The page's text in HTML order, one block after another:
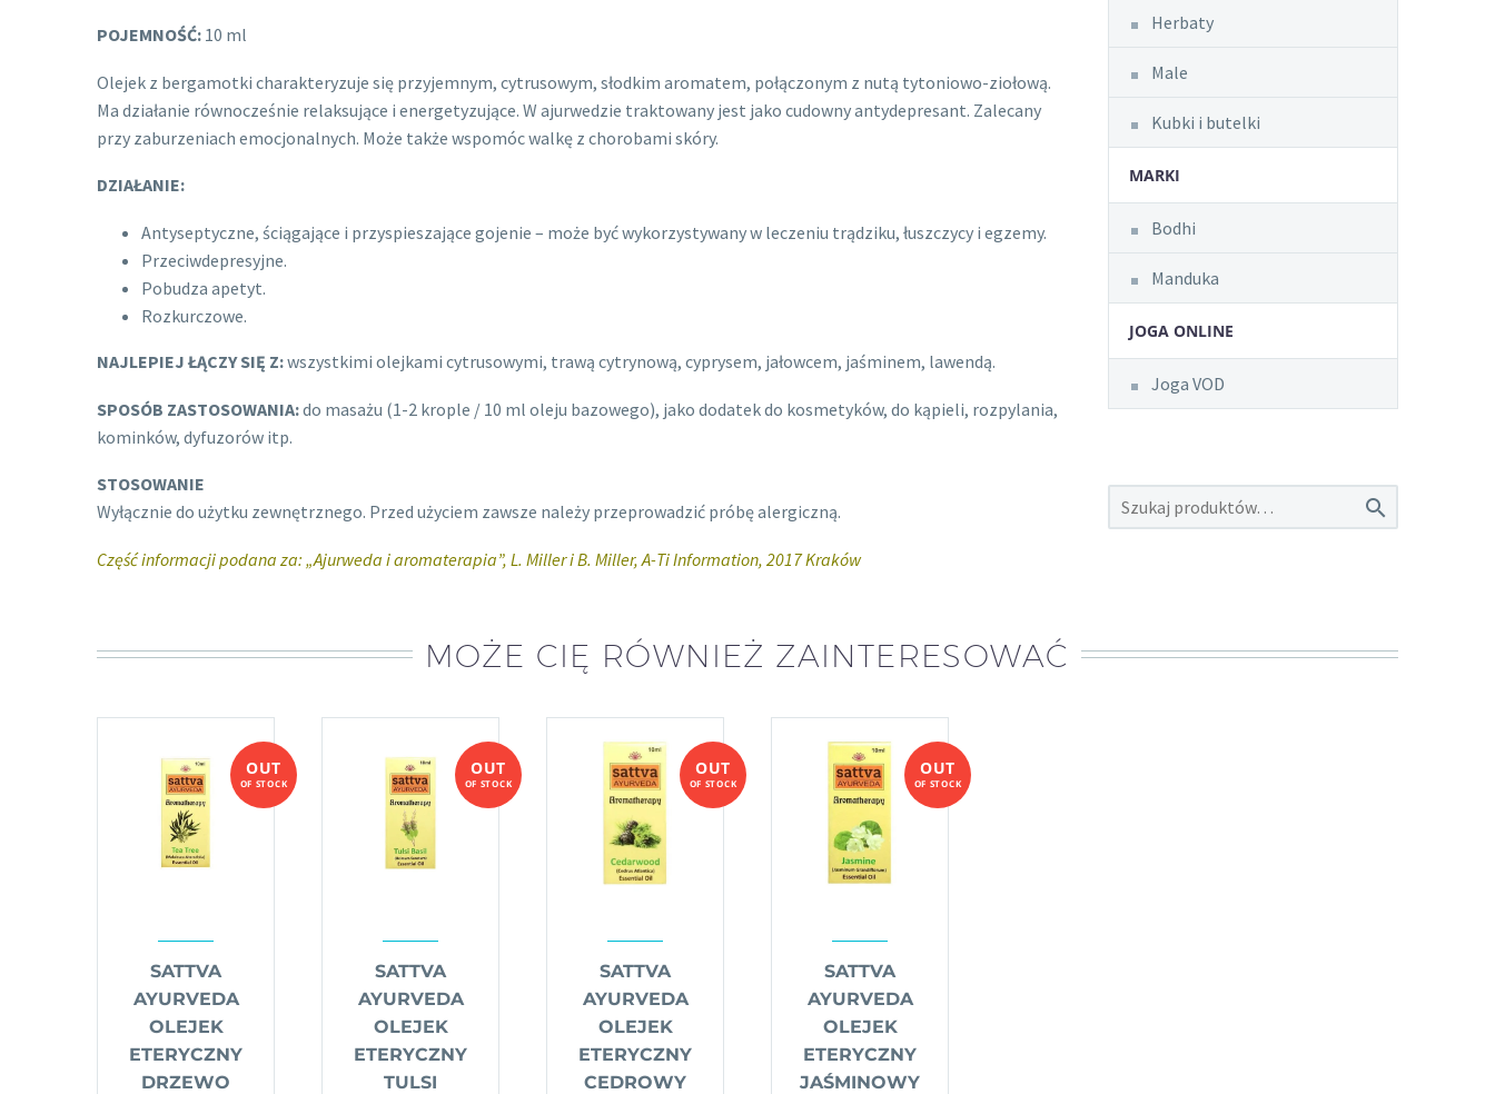
POJEMNOŚĆ: 10 ml
Olejek z bergamotki charakteryzuje się przyjemnym, cytrusowym, słodkim aromatem, połączonym z nutą tytoniowo-ziołową.
Ma działanie równocześnie relaksujące i energetyzujące. W ajurwedzie traktowany jest jako cudowny antydepresant. Zalecany
przy zaburzeniach emocjonalnych. Może także wspomóc walkę z chorobami skóry.
DZIAŁANIE:
Antyseptyczne, ściągające i przyspieszające gojenie – może być wykorzystywany w leczeniu trądziku, łuszczycy i egzemy.
Przeciwdepresyjne.
Pobudza apetyt.
Rozkurczowe.
NAJLEPIEJ ŁĄCZY SIĘ Z:wszystkimi olejkami cytrusowymi, trawą cytrynową, cyprysem, jałowcem, jaśminem, lawendą.
SPOSÓB ZASTOSOWANIA:do masażu (1-2 krople / 10 ml oleju bazowego), jako dodatek do kosmetyków, do kąpieli, rozpylania,
kominków, dyfuzorów itp.
STOSOWANIE
Wyłącznie do użytku zewnętrznego. Przed użyciem zawsze należy przeprowadzić próbę alergiczną.
Część informacji podana za: „Ajurweda i aromaterapia”, L. Miller i B. Miller, A-Ti Information, 2017 Kraków
Herbaty
Male
Kubki i butelki
MARKI
Bodhi
Manduka
JOGA ONLINE
Joga VOD

MOŻE CIĘ RÓWNIEŻ ZAINTERESOWAĆ
OUT
OF STOCK
SATTVA
AYURVEDA
OLEJEK
ETERYCZNY
DRZEWO
OUT
OF STOCK
SATTVA
AYURVEDA
OLEJEK
ETERYCZNY
TULSI
OUT
OF STOCK
SATTVA
AYURVEDA
OLEJEK
ETERYCZNY
CEDROWY
OUT
OF STOCK
SATTVA
AYURVEDA
OLEJEK
ETERYCZNY
JAŚMINOWY